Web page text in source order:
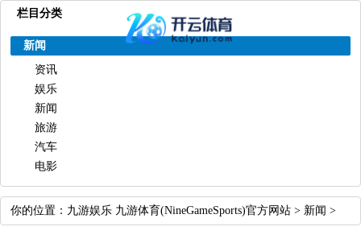
栏目分类
新闻
资讯
娱乐
新闻
旅游
汽车
电影
你的位置： 九游娱乐 九游体育(NineGameSports)官方网站 > 新闻 >